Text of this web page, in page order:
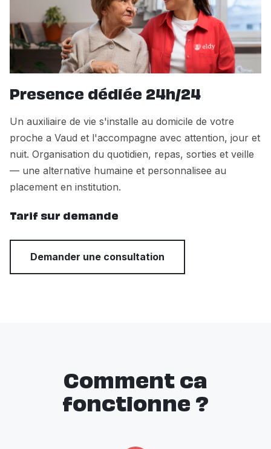
Presence dédiée 24h/24
Un auxiliaire de vie s'installe au domicile de votre
proche a Vaud et l'accompagne avec attention, jour et
nuit. Organisation du quotidien, repas, sorties et veille
— une alternative humaine et personnalisee au
placement en institution.
Tarif sur demande
Demander une consultation
Comment ca
fonctionne ?